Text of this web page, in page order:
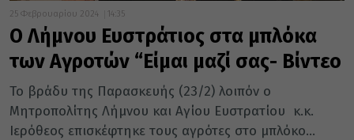
25 Φεβρουαρίου 2024 14:35
Ο Λήμνου Ευστράτιος στα μπλόκα
των Αγροτών “Είμαι μαζί σας- Βίντεο
Το βράδυ της Παρασκευής (23/2) λοιπόν ο
Μητροπολίτης Λήμνου και Αγίου Ευστρατίου κ.κ.
Ιερόθεος επισκέφτηκε τους αγρότες στο μπλόκο...